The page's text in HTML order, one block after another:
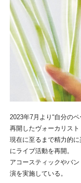
2023年7月より“自分の
再開したヴォーカリスト
現在に至るまで精力的
にライブ活動を再開。
アコースティックやバ
演を実施している。